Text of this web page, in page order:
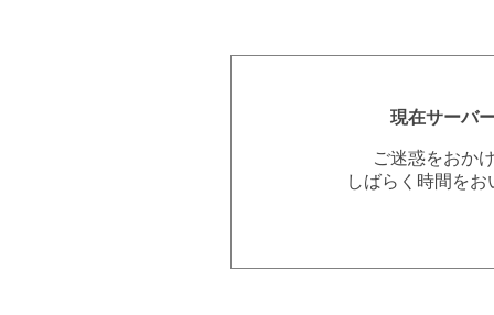
現在サーバ
ご迷惑をおか
しばらく時間を